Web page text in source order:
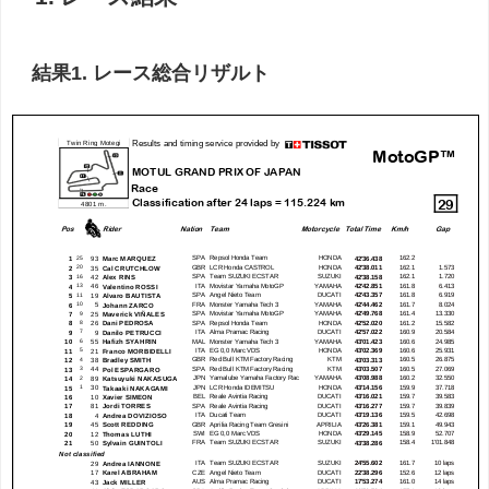
結果1. レース総合リザルト